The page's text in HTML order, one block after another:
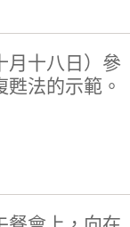
月十八日）參
法的示範。